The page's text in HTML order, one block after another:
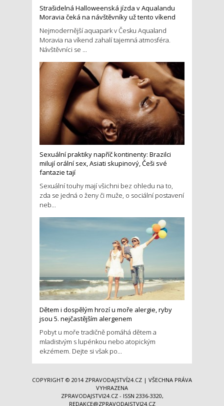
Strašidelná Halloweenská jízda v Aqualandu
Moravia čeká na návštěvníky už tento víkend
Nejmodernější aquapark v Česku Aqualand
Moravia na víkend zahalí tajemná atmosféra.
Návštěvníci se ...
Sexuální praktiky napříč kontinenty: Brazilci
milují orální sex, Asiati skupinový, Češi své
fantazie tají
Sexuální touhy mají všichni bez ohledu na to,
zda se jedná o ženy či muže, o sociální postavení
neb...
Dětem i dospělým hrozí u moře alergie, ryby
jsou 5. nejčastějším alergenem
Pobyt u moře tradičně pomáhá dětem a
mladistvým s lupénkou nebo atopickým
ekzémem. Dejte si však po...
COPYRIGHT © 2014 ZPRAVODAJSTVÍ24.CZ | VŠECHNA PRÁVA
VYHRAZENA
ZPRAVODAJSTVI24.CZ - ISSN 2336-3320,
REDAKCE@ZPRAVODAJSTVI24.CZ